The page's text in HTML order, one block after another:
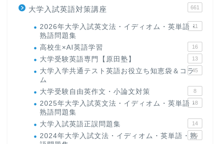
大学入試英語対策講座 661
2026年大学入試英文法・イディオム・英単語・
熟語問題集
11
高校生×AI英語学習 16
大学受験英語専門【原田塾】 13
大学入学共通テスト英語お役立ち知恵袋＆コラ
ム
45
大学受験自由英作文・小論文対策 8
2025年大学入試英文法・イディオム・英単語・
熟語問題集
18
大学入試英語正誤問題集 14
2024年大学入試文法・イディオム・英単語・熟
15